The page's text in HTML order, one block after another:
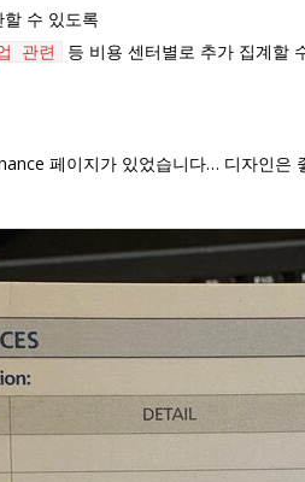
수 있도록
관련 등 비용 센터별로 추가 집계할
페이지가 있었습니다… 디자인은